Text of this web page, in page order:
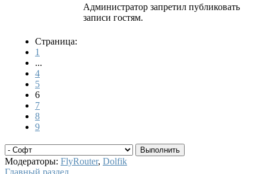
Администратор запретил публиковать
записи гостям.
Страница:
1
...
4
5
6
7
8
9
Модераторы: FlyRouter, Dolfik